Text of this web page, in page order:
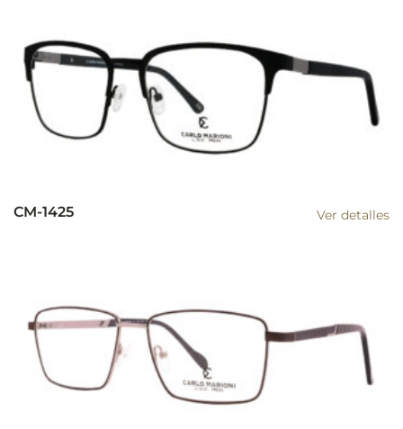
CM-1425 Ver detalles